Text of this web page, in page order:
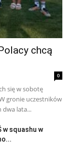
chcą
0
się w sobotę
gronie uczestników
dwa lata...
w squashu w